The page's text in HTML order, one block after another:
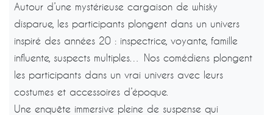
Autour d’une mystérieuse cargaison de whisky
disparue, les participants plongent dans un univers
inspiré des années 20 : inspectrice, voyante, famille
influente, suspects multiples… Nos comédiens plongent
les participants dans un vrai univers avec leurs
costumes et accessoires d’époque.
Une enquête immersive pleine de suspense qui